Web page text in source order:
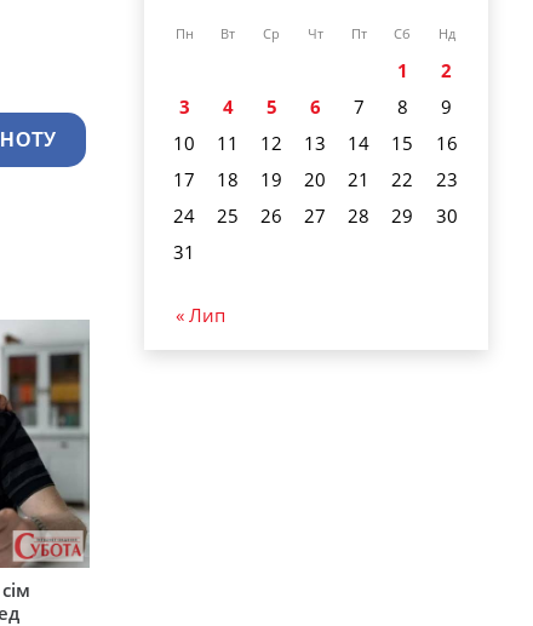
Пн Вт Ср Чт Пт Сб Нд
1
2
3
4 5 6 7 8
9
10
11 12 13 14 15
16
17
18 19 20 21 22
23
24
25 26 27 28 29
30
31
« Лип